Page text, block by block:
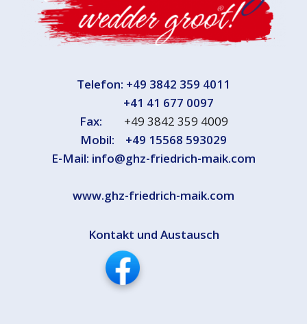
Telefon: +49 3842 359 4011
+41 41 677 0097
Fax: +49 3842 359 4009
Mobil:
+49 15568 593029
E-Mail: info@ghz-friedrich-maik.com
www.ghz-friedrich-maik.com
Kontakt und Austausch